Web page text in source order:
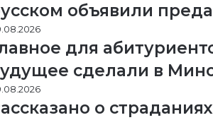
объявили
для
сделали в
о